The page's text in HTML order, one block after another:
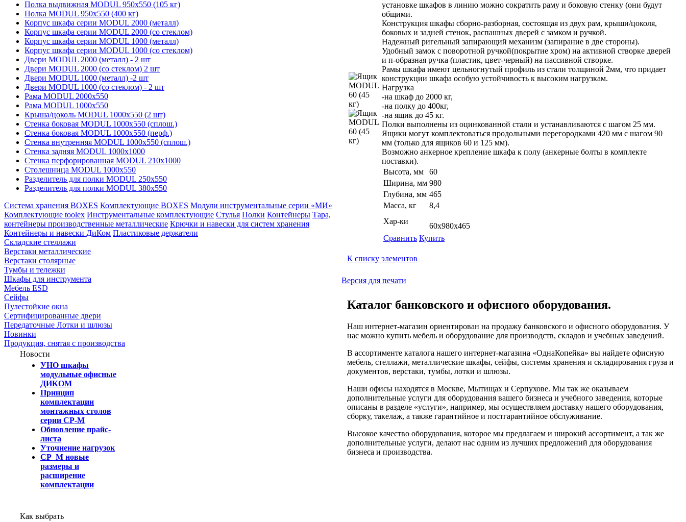
Полка выдвижная MODUL 950х550 (105 кг)
Полка MODUL 950х550 (400 кг)
Корпус шкафа серии MODUL 2000 (металл)
Корпус шкафа серии MODUL 2000 (со стеклом)
Корпус шкафа серии MODUL 1000 (металл)
Корпус шкафа серии MODUL 1000 (со стеклом)
Двери MODUL 2000 (металл) - 2 шт
Двери MODUL 2000 (со стеклом) 2 шт
Двери MODUL 1000 (металл) -2 шт
Двери MODUL 1000 (со стеклом) - 2 шт
Рама MODUL 2000х550
Рама MODUL 1000х550
Крыша/цоколь MODUL 1000х550 (2 шт)
Стенка боковая MODUL 1000х550 (сплош.)
Стенка боковая MODUL 1000х550 (перф.)
Стенка внутренняя MODUL 1000х550 (сплош.)
Стенка задняя MODUL 1000х1000
Стенка перфорированная MODUL 210х1000
Столешница MODUL 1000х550
Разделитель для полки MODUL 250х550
Разделитель для полки MODUL 380х550
Система хранения BOXES Комплектующие BOXES Модули инструментальные серии «МИ»
Комплектующие toolex Инструментальные комплектующие Стулья Полки Контейнеры Тара,
контейнеры производственные металлические Крючки и навески для систем хранения
Контейнеры и навески ДиКом Пластиковые держатели
Складские стеллажи
Верстаки металлические
Верстаки столярные
Тумбы и тележки
Шкафы для инструмента
Мебель ESD
Сейфы
Пулестойкие окна
Сертифицированные двери
Передаточные Лотки и шлюзы
Новинки
Продукция, снятая с производства
Новости
УНО шкафы
модульные офисные
ДИКОМ
Принцип
комплектации
монтажных столов
серии СР-М
Обновление прайс-
листа
Уточнение нагрузок
СР_М новые
размеры и
расширение
комплектации
Как выбрать
установке шкафов в линию можно сократить раму и боковую стенку (они будут
общими.
Конструкция шкафы сборно-разборная, состоящая из двух рам, крыши/цоколя,
боковых и задней стенок, распашных дверей с замком и ручкой.
Надежный ригельный запирающий механизм (запирание в две стороны).
Удобный замок с поворотной ручкой(покрытие хром) на активной створке дверей
и п-образная ручка (пластик, цвет-черный) на пассивной створке.
Рамы шкафа имеют цельногнутый профиль из стали толщиной 2мм, что придает
конструкции шкафа особую устойчивость к высоким нагрузкам.
Нагрузка
-на шкаф до 2000 кг,
-на полку до 400кг,
-на ящик до 45 кг.
Полки выполнены из оцинкованной стали и устанавливаются с шагом 25 мм.
Ящики могут комплектоваться продольными перегородками 420 мм с шагом 90
мм (только для ящиков 60 и 125 мм).
Возможно анкерное крепление шкафа к полу (анкерные болты в комплекте
поставки).
Высота, мм
60
Ширина, мм 980
Глубина, мм 465
Масса, кг
8,4
Хар-ки
60х980х465
Сравнить Купить
К списку элементов
Версия для печати
Каталог банковского и офисного оборудования.
Наш интернет-магазин ориентирован на продажу банковского и офисного оборудования. У
нас можно купить мебель и оборудование для производств, складов и учебных заведений.
В ассортименте каталога нашего интернет-магазина «ОднаКопейка» вы найдете офисную
мебель, стеллажи, металлические шкафы, сейфы, системы хранения и складирования груза и
документов, верстаки, тумбы, лотки и шлюзы.
Наши офисы находятся в Москве, Мытищах и Серпухове. Мы так же оказываем
дополнительные услуги для оборудования вашего бизнеса и учебного заведения, которые
описаны в разделе «услуги», например, мы осуществляем доставку нашего оборудования,
сборку, такелаж, а также гарантийное и постгарантийное обслуживание.
Высокое качество оборудования, которое мы предлагаем и широкий ассортимент, а так же
дополнительные услуги, делают нас одним из лучших предложений для оборудования
бизнеса и производства.